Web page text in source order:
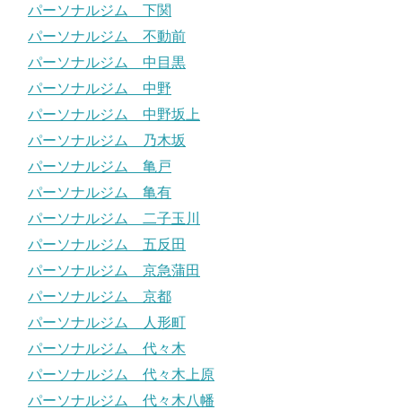
パーソナルジム 下関
パーソナルジム 不動前
パーソナルジム 中目黒
パーソナルジム 中野
パーソナルジム 中野坂上
パーソナルジム 乃木坂
パーソナルジム 亀戸
パーソナルジム 亀有
パーソナルジム 二子玉川
パーソナルジム 五反田
パーソナルジム 京急蒲田
パーソナルジム 京都
パーソナルジム 人形町
パーソナルジム 代々木
パーソナルジム 代々木上原
パーソナルジム 代々木八幡